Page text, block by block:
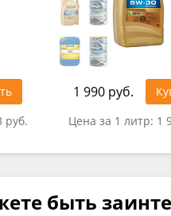
руб.
1 990 руб.
Цена за 1 литр: 1
быть